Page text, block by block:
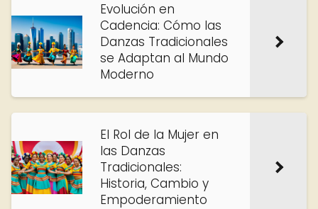
Evolución en
Cadencia: Cómo las
Danzas Tradicionales
se Adaptan al Mundo
Moderno
El Rol de la Mujer en
las Danzas
Tradicionales:
Historia, Cambio y
Empoderamiento